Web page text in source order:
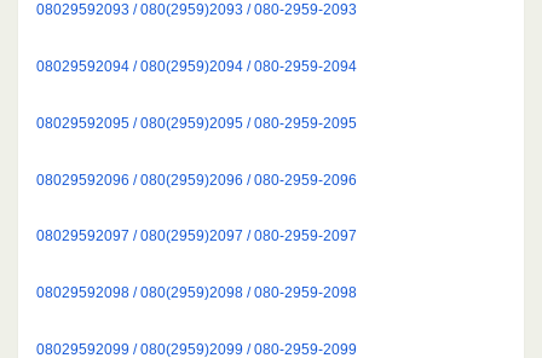
08029592093 / 080(2959)2093 / 080-2959-2093
08029592094 / 080(2959)2094 / 080-2959-2094
08029592095 / 080(2959)2095 / 080-2959-2095
08029592096 / 080(2959)2096 / 080-2959-2096
08029592097 / 080(2959)2097 / 080-2959-2097
08029592098 / 080(2959)2098 / 080-2959-2098
08029592099 / 080(2959)2099 / 080-2959-2099